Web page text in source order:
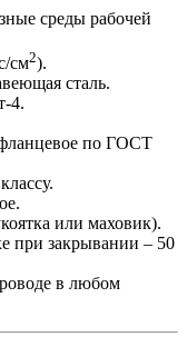
среды рабочей
см2).
сталь.
4.
по ГОСТ
или маховик).
при закрывании – 50
в любом